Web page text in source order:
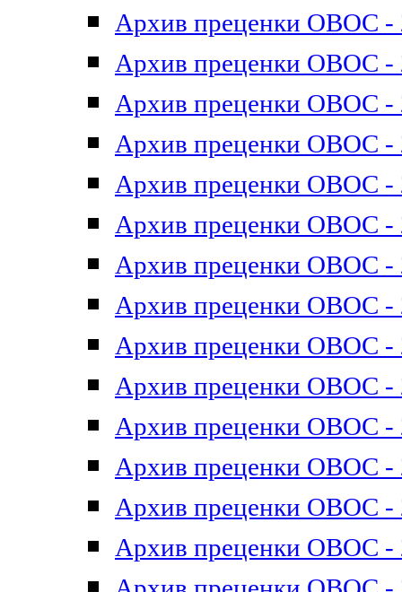
Архив преценки ОВОС -
Архив преценки ОВОС -
Архив преценки ОВОС -
Архив преценки ОВОС -
Архив преценки ОВОС -
Архив преценки ОВОС -
Архив преценки ОВОС -
Архив преценки ОВОС -
Архив преценки ОВОС -
Архив преценки ОВОС -
Архив преценки ОВОС -
Архив преценки ОВОС -
Архив преценки ОВОС -
Архив преценки ОВОС -